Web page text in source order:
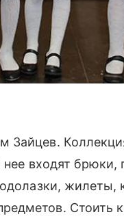
Зайцев.
входят
жилеты,
Стоить